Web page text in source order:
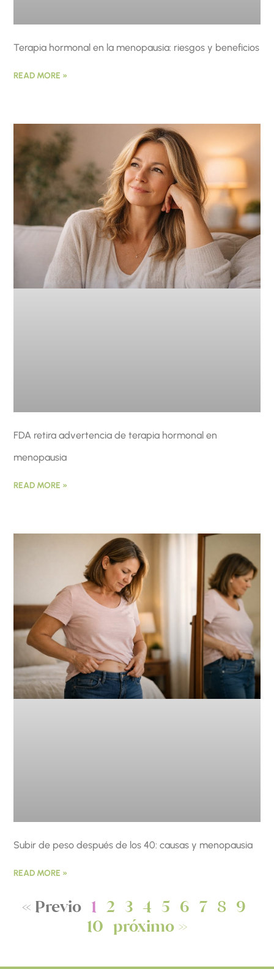
Terapia hormonal en la menopausia: riesgos y beneficios
READ MORE »
FDA retira advertencia de terapia hormonal en
menopausia
READ MORE »
Subir de peso después de los 40: causas y menopausia
READ MORE »
« Previo 1 2 3 4 5 6 7 8 9
10 próximo »